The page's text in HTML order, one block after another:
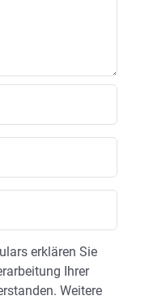
erklären Sie
Ihrer
Weitere